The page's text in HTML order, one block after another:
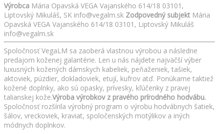
Výrobca Mária Opavská VEGA Vajanského 614/18 03101,
Liptovský Mikuláš, SK info@vegalm.sk Zodpovedný subjekt Mária
Opavská VEGA Vajanského 614/18 03101, Liptovský Mikuláš
info@vegalm.sk
Spoločnosť VegaLM sa zaoberá vlastnou výrobou a následne
predajom koženej galantérie. Len u nás nájdete najväčší výber
luxusných kožených dámskych kabeliek, peňaženiek, tašiek,
aktoviek, púzdier, dokladoviek, etují, kufrov atď. Ponúkame taktiež
kožené doplnky, ako sú opasky, prívesky, kľúčenky z pravej
talianskej kože.Výroba výrobkov z pravého prírodného hodvábu.
Spoločnosť rozšírila výrobný program o výrobu hodvábnych šatiek,
šálov, vreckoviek, kraviat, spoločenských motýlikov a iných
módnych doplnkov.